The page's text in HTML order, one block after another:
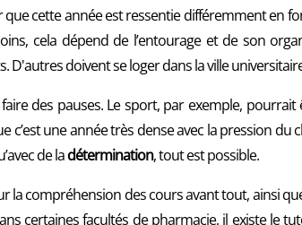
que cette année est ressentie différemment en
cela dépend de l’entourage et de son
D'autres doivent se loger dans la ville
des pauses. Le sport, par exemple,
c’est une année très dense avec la pression
de ladétermination, tout est possible.
la compréhension des cours avant tout, ainsi
certaines facultés de pharmacie, il existe le